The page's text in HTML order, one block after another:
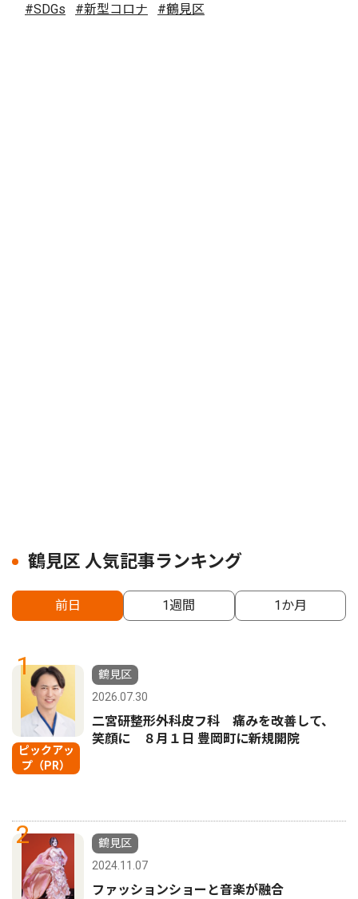
#SDGs #新型コロナ #鶴見区
鶴見区 人気記事ランキング
前日 1週間 1か月
1
ピックアッ
プ（PR）
鶴見区
2026.07.30
二宮研整形外科皮フ科 痛みを改善して、
笑顔に ８月１日 豊岡町に新規開院
2
鶴見区
2024.11.07
ファッションショーと音楽が融合